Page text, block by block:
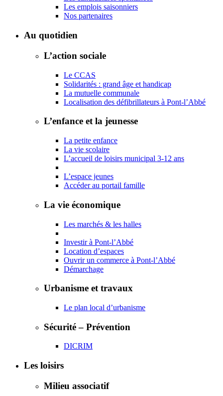
Les emplois saisonniers
Nos partenaires
Au quotidien
L’action sociale
Le CCAS
Solidarités : grand âge et handicap
La mutuelle communale
Localisation des défibrillateurs à Pont-l’Abbé
L’enfance et la jeunesse
La petite enfance
La vie scolaire
L’accueil de loisirs municipal 3-12 ans
L’espace jeunes
Accéder au portail famille
La vie économique
Les marchés & les halles
Investir à Pont-l’Abbé
Location d’espaces
Ouvrir un commerce à Pont-l’Abbé
Démarchage
Urbanisme et travaux
Le plan local d’urbanisme
Sécurité – Prévention
DICRIM
Les loisirs
Milieu associatif